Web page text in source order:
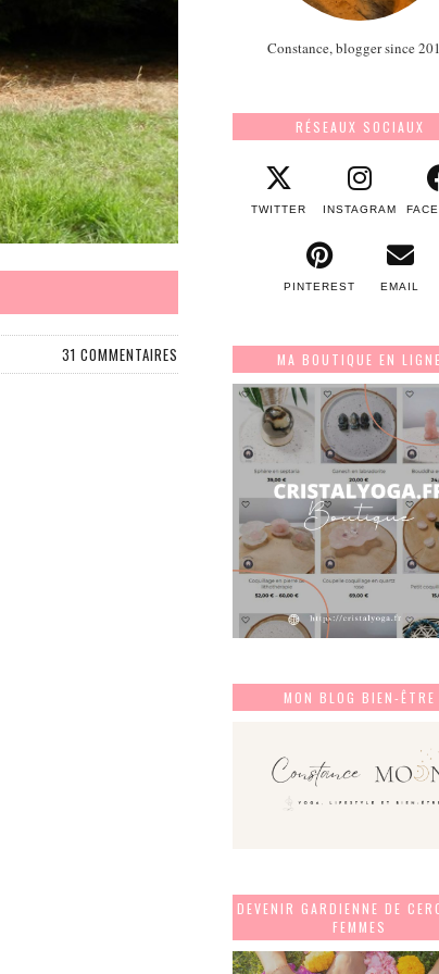
31 COMMENTAIRES
Constance, blogger since
RÉSEAUX SOCIAUX
TWITTER INSTAGRAM
PINTEREST EMAIL
MA BOUTIQUE EN LIGNE
MON BLOG BIEN-ÊTRE
DEVENIR GARDIENNE DE
FEMMES